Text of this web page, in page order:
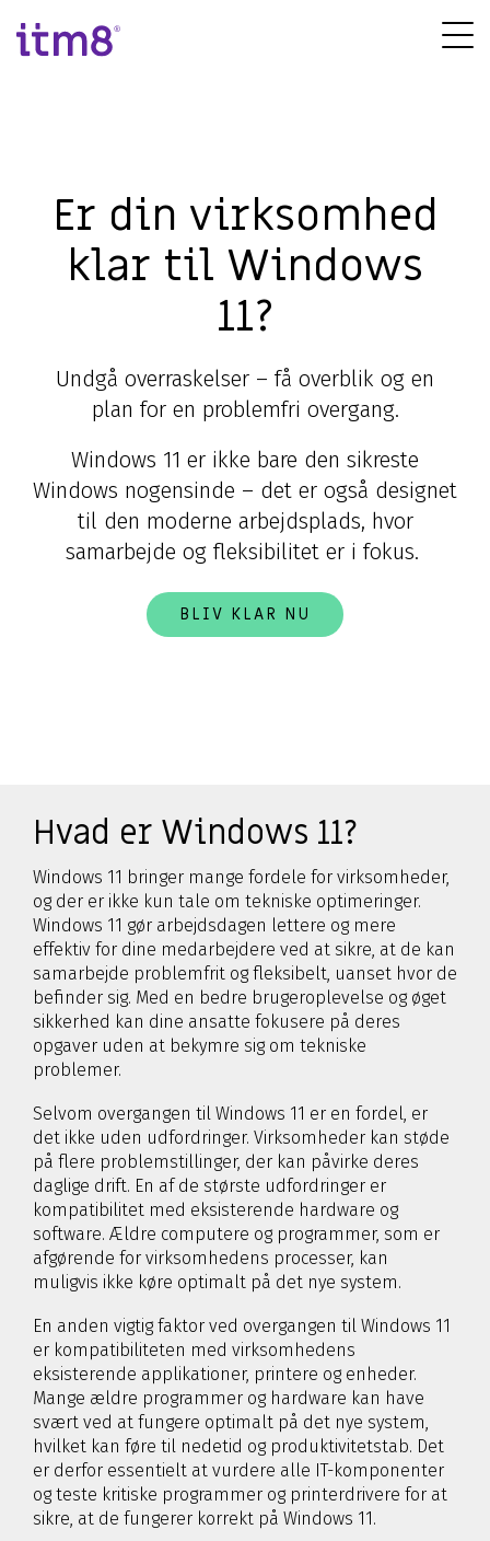
direkte
Er din virksomhed
klar til Windows
11?
Undgå overraskelser – få overblik og en
plan for en problemfri overgang.
Windows 11 er ikke bare den sikreste
Windows nogensinde – det er også designet
til den moderne arbejdsplads, hvor
samarbejde og fleksibilitet er i fokus.
BLIV KLAR NU
Hvad er Windows 11?
Windows 11 bringer mange fordele for virksomheder,
og der er ikke kun tale om tekniske optimeringer.
Windows 11 gør arbejdsdagen lettere og mere
effektiv for dine medarbejdere ved at sikre, at de kan
samarbejde problemfrit og fleksibelt, uanset hvor de
befinder sig. Med en bedre brugeroplevelse og øget
sikkerhed kan dine ansatte fokusere på deres
opgaver uden at bekymre sig om tekniske
problemer.
Selvom overgangen til Windows 11 er en fordel, er
det ikke uden udfordringer. Virksomheder kan støde
på flere problemstillinger, der kan påvirke deres
daglige drift. En af de største udfordringer er
kompatibilitet med eksisterende hardware og
software. Ældre computere og programmer, som er
afgørende for virksomhedens processer, kan
muligvis ikke køre optimalt på det nye system.
En anden vigtig faktor ved overgangen til Windows 11
er kompatibiliteten med virksomhedens
eksisterende applikationer, printere og enheder.
Mange ældre programmer og hardware kan have
svært ved at fungere optimalt på det nye system,
hvilket kan føre til nedetid og produktivitetstab. Det
er derfor essentielt at vurdere alle IT-komponenter
og teste kritiske programmer og printerdrivere for at
sikre, at de fungerer korrekt på Windows 11.